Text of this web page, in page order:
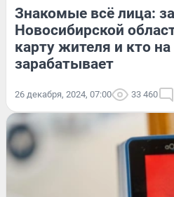
Знакомые всё лица:
Новосибирской
карту жителя и кто на
зарабатывает
26 декабря, 2024, 07:00 33 460